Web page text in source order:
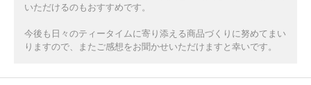
いただけるのもおすすめです。
今後も日々のティータイムに寄り添える商品づくりに努めてまい
りますので、またご感想をお聞かせいただけますと幸いです。